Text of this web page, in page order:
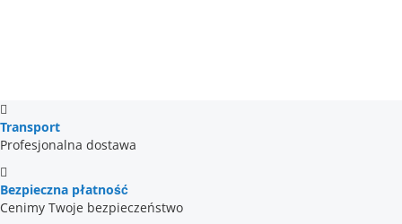
Transport
Profesjonalna dostawa
Bezpieczna płatność
Cenimy Twoje bezpieczeństwo